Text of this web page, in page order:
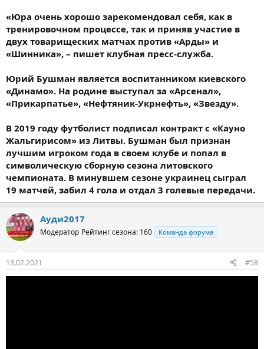
«Юра очень хорошо зарекомендовал себя, как в
тренировочном процессе, так и приняв участие в
двух товарищеских матчах против «Арды» и
«Шинника», – пишет клубная пресс-служба.
Юрий Бушман является воспитанником киевского
«Динамо». На родине выступал за «Арсенал»,
«Прикарпатье», «Нефтяник-Укрнефть», «Звезду».
В 2019 году футболист подписал контракт с «Кауно
Жальгирисом» из Литвы. Бушман был признан
лучшим игроком года в своем клубе и попал в
символическую сборную сезона литовского
чемпионата. В минувшем сезоне украинец сыграл
19 матчей, забил 4 гола и отдал 3 голевые передачи.
Ауди2017
Модератор Рейтинг сезона: 160 Команда форума
13.02.2021 #58